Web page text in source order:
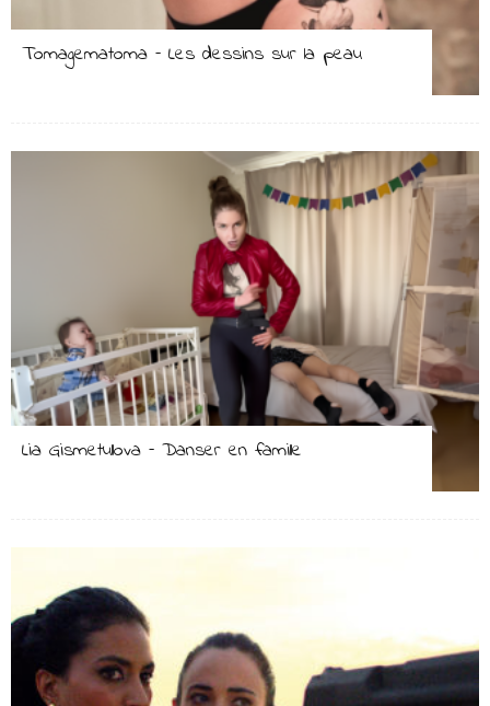
Tomagematoma – Les dessins sur la peau
Lia Gismetullova – Danser en famille